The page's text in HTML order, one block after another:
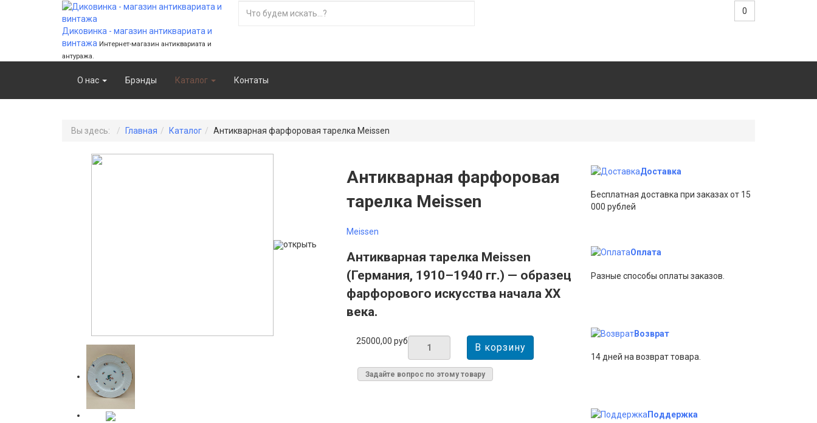
Диковинка - магазин антиквариата и
винтажа Интернет-магазин антиквариата и
антуража.
0
О нас Брэнды Каталог Контаты
Вы здесь: Главная Каталог Антикварная фарфоровая тарелка Meissen
открыть
Антикварная фарфоровая
тарелка Meissen
Meissen
Антикварная тарелка Meissen
(Германия, 1910–1940 гг.) — образец
фарфорового искусства начала XX
века.
25000,00 руб
Задайте вопрос по этому товару
Доставка
Бесплатная доставка при заказах от 15
000 рублей
Оплата
Разные способы оплаты заказов.
Возврат
14 дней на возврат товара.
Поддержка